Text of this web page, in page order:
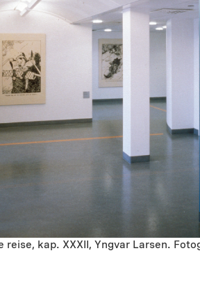
reise, kap. XXXII, Yngvar Larsen.